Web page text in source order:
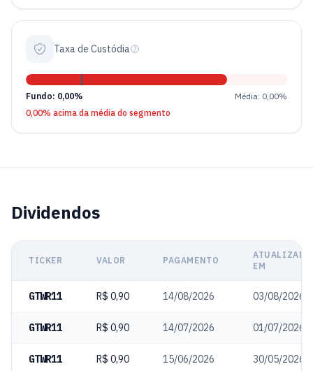
Taxa de Custódia
Fundo: 0,00%
Média: 0,00%
0,00% acima da média do segmento
Dividendos
TICKER VALOR PAGAMENTO
ATUALIZADO
EM
GTWR11 R$ 0,90 14/08/2026 03/08/2026
GTWR11 R$ 0,90 14/07/2026 01/07/2026
GTWR11 R$ 0,90 15/06/2026 30/05/2026